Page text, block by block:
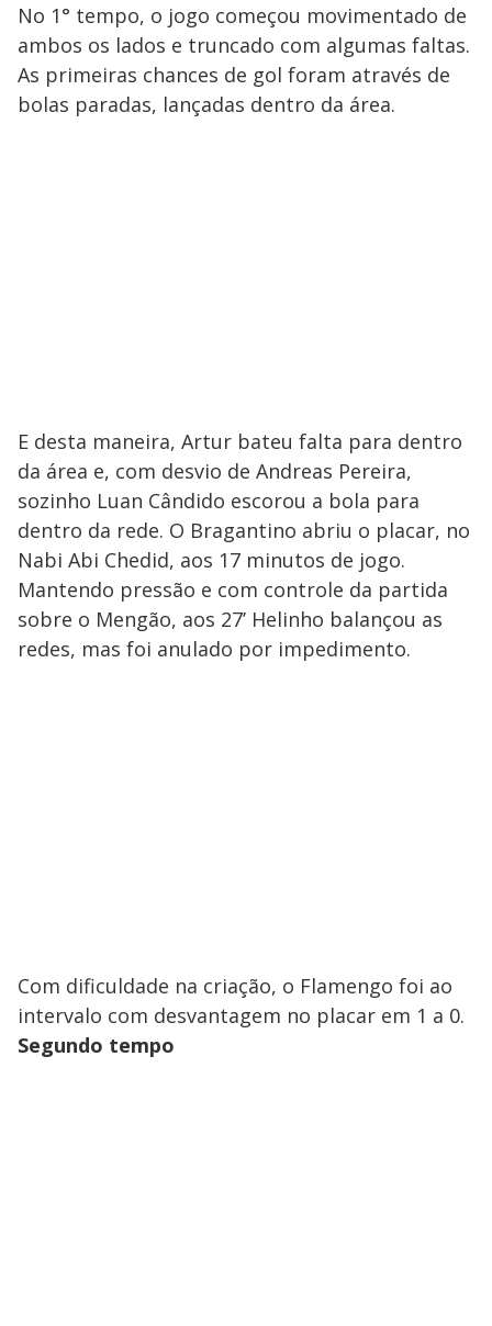
No 1° tempo, o jogo começou movimentado de
ambos os lados e truncado com algumas faltas.
As primeiras chances de gol foram através de
bolas paradas, lançadas dentro da área.
E desta maneira, Artur bateu falta para dentro
da área e, com desvio de Andreas Pereira,
sozinho Luan Cândido escorou a bola para
dentro da rede. O Bragantino abriu o placar, no
Nabi Abi Chedid, aos 17 minutos de jogo.
Mantendo pressão e com controle da partida
sobre o Mengão, aos 27’ Helinho balançou as
redes, mas foi anulado por impedimento.
Com dificuldade na criação, o Flamengo foi ao
intervalo com desvantagem no placar em 1 a 0.
Segundo tempo